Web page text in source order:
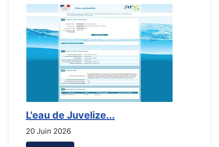
L'eau de Juvelize...
20 Juin 2026